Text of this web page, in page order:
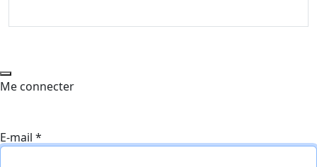
Me connecter
E-mail *